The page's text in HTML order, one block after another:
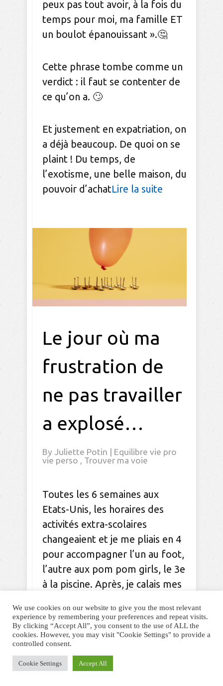
peux pas tout avoir, à la fois du
temps pour moi, ma famille ET
un boulot épanouissant ».🤔
Cette phrase tombe comme un
verdict : il faut se contenter de
ce qu’on a. 🙄
Et justement en expatriation, on
a déjà beaucoup. De quoi on se
plaint ! Du temps, de
l’exotisme, une belle maison, du
pouvoir d’achatLire la suite
Le jour où ma
frustration de
ne pas travailler
a explosé…
By Juliette Potin | Equilibre vie pro
vie perso
Trouver ma voie
Toutes les 6 semaines aux
Etats-Unis, les horaires des
activités extra-scolaires
changeaient et je me pliais en 4
pour accompagner l’un au foot,
l’autre aux pom pom girls, le 3e
à la piscine. Après, je calais mes
bénévolat. Ben ouais, je ne
travaillais pas. A chaque
rentrée, ma frustration de ne
pas travailler gonflait comme
un ballon.Lire la suite
We use cookies on our website to give you the most relevant
experience by remembering your preferences and repeat visits.
By clicking “Accept All”, you consent to the use of ALL the
cookies. However, you may visit "Cookie Settings" to provide a
controlled consent.
Cookie Settings Accept All